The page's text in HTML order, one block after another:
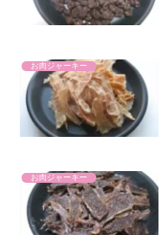
お肉ジャーキー
お肉ジャーキー